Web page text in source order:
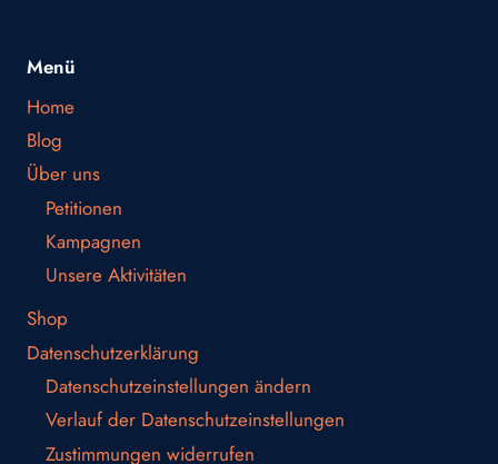
Menü
Home
Blog
Über uns
Petitionen
Kampagnen
Unsere Aktivitäten
Shop
Datenschutzerklärung
Datenschutzeinstellungen ändern
Verlauf der Datenschutzeinstellungen
Zustimmungen widerrufen